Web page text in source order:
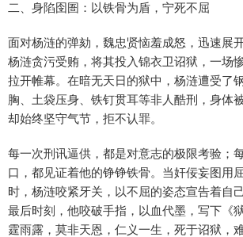
二、身陷囹圄：以铁骨为盾，宁死不屈
面对杨涟的弹劾，魏忠贤恼羞成怒，迅速展
杨涟贪污受贿，将其投入锦衣卫诏狱，一场
拉开帷幕。在暗无天日的狱中，杨涟遭受了
胸、土袋压身、铁钉贯耳等非人酷刑，身体
却始终坚守气节，拒不认罪。
每一次刑讯逼供，都是对意志的极限考验；
口，都见证着他的铮铮铁骨。当奸佞妄图用
时，杨涟咬紧牙关，以不屈的姿态宣告着自
最后时刻，他咬破手指，以血代墨，写下《
霆雨露，莫非天恩，仁义一生，死于诏狱，